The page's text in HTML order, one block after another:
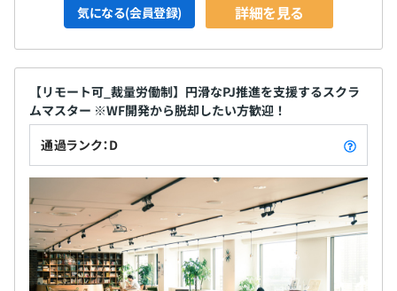
気になる(会員登録) 詳細を見る
【リモート可_裁量労働制】円滑なPJ推進を支援するスクラ
ムマスター ※WF開発から脱却したい方歓迎！
通過ランク：D